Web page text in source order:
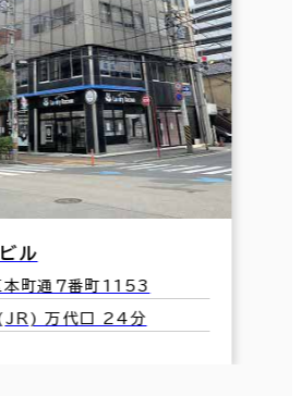
ル
本町通７番町1153
(JR) 万代口 24分